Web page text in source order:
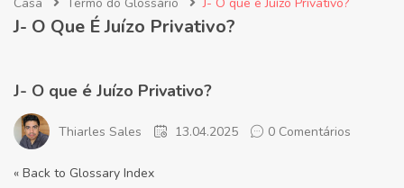
J- O Que É Juízo Privativo?
J- O que é Juízo Privativo?
Thiarles Sales 13.04.2025 0 Comentários
« Back to Glossary Index